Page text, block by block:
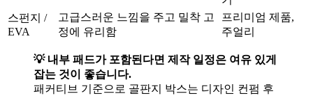
스펀지 /
EVA
고급스러운 느낌을 주고 밀착 고
정에 유리함
프리미엄 제품,
주얼리
💡 내부 패드가 포함된다면 제작 일정은 여유 있게
잡는 것이 좋습니다.
패커티브 기준으로 골판지 박스는 디자인 컨펌 후